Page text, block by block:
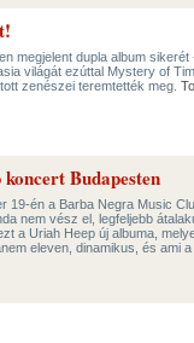
megjelent dupla album
világát ezúttal Mystery of
zenészei teremtették meg.
Budapesten
19-én a Barba Negra Music
nem vész el, legfeljebb
a Uriah Heep új albuma,
eleven, dinamikus, és ami